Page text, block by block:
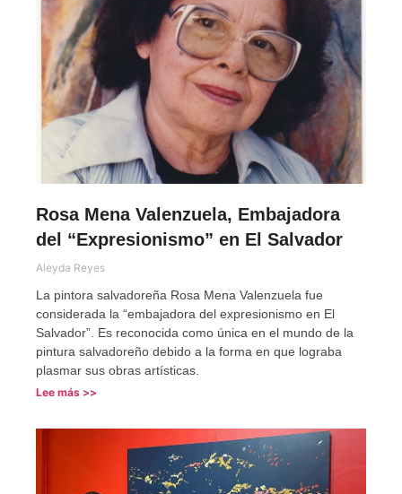
Rosa Mena Valenzuela, Embajadora
del “Expresionismo” en El Salvador
Aleyda Reyes
La pintora salvadoreña Rosa Mena Valenzuela fue
considerada la “embajadora del expresionismo en El
Salvador”. Es reconocida como única en el mundo de la
pintura salvadoreño debido a la forma en que lograba
plasmar sus obras artísticas.
Lee más >>